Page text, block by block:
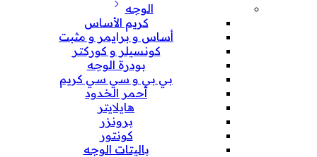
الوجه
كريم الأساس
أساس و برايمر و مثبت
كونسيلر و كوركتر
بودرة الوجه
بي بي و سي سي كريم
أحمر الخدود
هايلايتر
برونزر
كونتور
باليتات الوجه